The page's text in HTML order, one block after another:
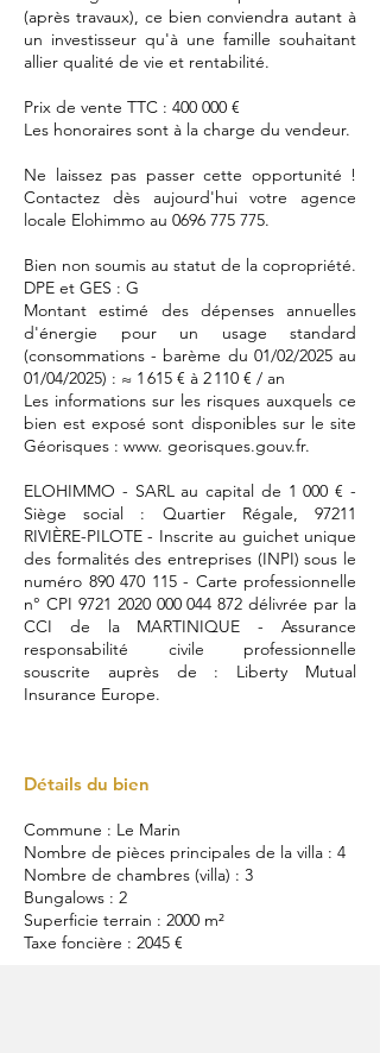
(après travaux), ce bien conviendra autant à
un investisseur qu'à une famille souhaitant
allier qualité de vie et rentabilité.
Prix de vente TTC : 400 000 €
Les honoraires sont à la charge du vendeur.
Ne laissez pas passer cette opportunité !
Contactez dès aujourd'hui votre agence
locale Elohimmo au 0696 775 775.
Bien non soumis au statut de la copropriété.
DPE et GES : G
Montant estimé des dépenses annuelles
d'énergie pour un usage standard
(consommations - barème du 01/02/2025 au
01/04/2025) : ≈ 1 615 € à 2 110 € / an
Les informations sur les risques auxquels ce
bien est exposé sont disponibles sur le site
Géorisques : www. georisques.gouv.fr.
ELOHIMMO - SARL au capital de 1 000 € -
Siège social : Quartier Régale, 97211
RIVIÈRE-PILOTE - Inscrite au guichet unique
des formalités des entreprises (INPI) sous le
numéro 890 470 115- Carte professionnelle
n° CPI 9721 2020 000 044 872 délivrée par la
CCI de la MARTINIQUE - Assurance
responsabilité civile professionnelle
souscrite auprès de : Liberty Mutual
Insurance Europe.
Détails du bien
Commune : Le Marin
Nombre de pièces principales de la villa : 4
Nombre de chambres (villa) : 3
Bungalows : 2
Superficie terrain : 2000 m²
Taxe foncière : 2045 €